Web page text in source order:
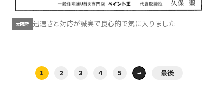
大阪府 迅速さと対応が誠実で良心的で気に入りました
1 2 3 4 5 最後